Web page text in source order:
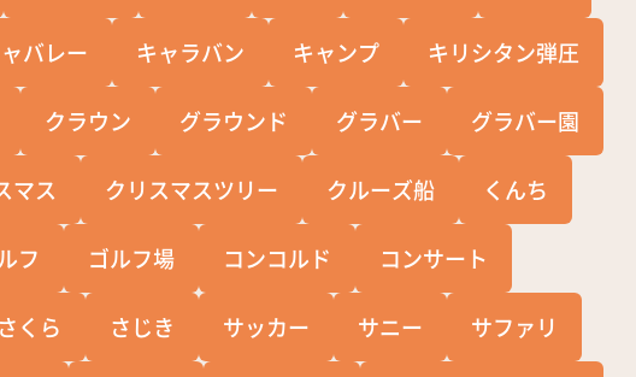
バレー キャラバン キャンプ キリシタン弾圧
クラウン グラウンド グラバー グラバー園
マス クリスマスツリー クルーズ船 くんち
フ ゴルフ場 コンコルド コンサート
さくら さじき サッカー サニー サファリ